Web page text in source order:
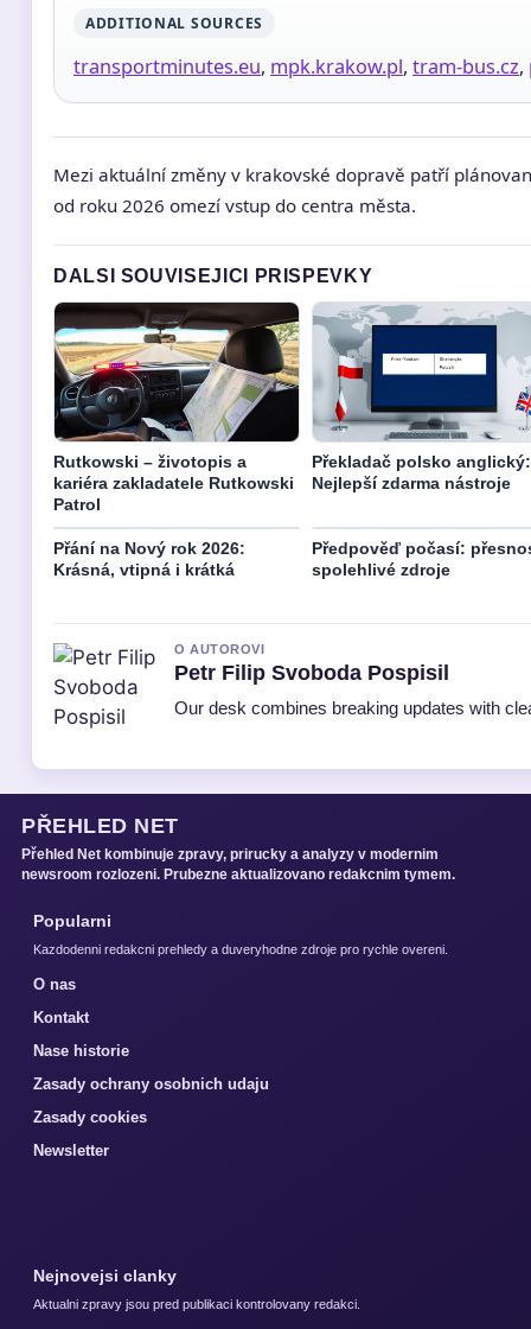
ADDITIONAL SOURCES
transportminutes.eu, mpk.krakow.pl, tram-bus.cz,
Mezi aktuální změny v krakovské dopravě patří
od roku 2026 omezí vstup do centra města.
DALSI SOUVISEJICI PRISPEVKY
Rutkowski – životopis a
kariéra zakladatele Rutkowski
Patrol
Překladač polsko anglický:
Nejlepší zdarma nástroje
Přání na Nový rok 2026:
Krásná, vtipná i krátká
Předpověď počasí:
spolehlivé zdroje
O AUTOROVI
Petr Filip Svoboda Pospisil
Our desk combines breaking updates with
PŘEHLED NET
Přehled Net kombinuje zpravy, prirucky a analyzy v modernim
newsroom rozlozeni. Prubezne aktualizovano redakcnim tymem.
Popularni
Kazdodenni redakcni prehledy a duveryhodne zdroje pro rychle overeni.
O nas
Kontakt
Nase historie
Zasady ochrany osobnich udaju
Zasady cookies
Newsletter
Nejnovejsi clanky
Aktualni zpravy jsou pred publikaci kontrolovany redakci.